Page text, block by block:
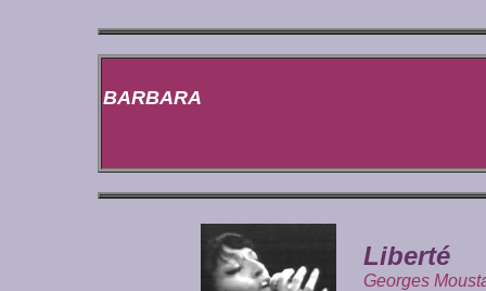
BARBARA
Liberté
Georges